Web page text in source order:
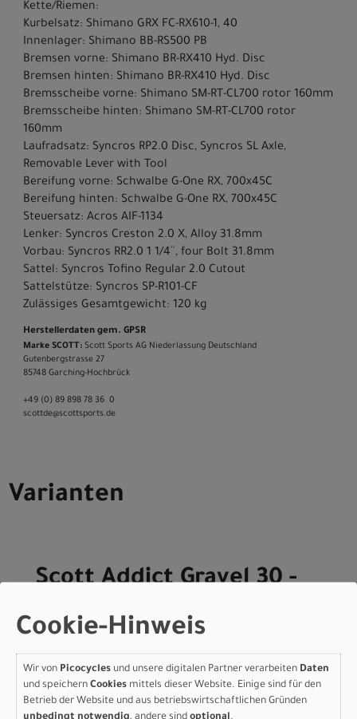
Kette/Riemen:
Kurbelsatz: Shimano GRX FC-RX610-1, 40
Innenlager: Shimano BB-RS500 PB
Bremsen vorne: Shimano BR-RX410 Hyd. Disc
Bremsen hinten: Shimano BR-RX410 Hyd. Disc
Bremsscheibe vorne: Shimano SM-RT-CL700 rotor 160mm
Bremsscheibe hinten: Shimano SM-RT-CL700 rotor
160mm
Laufradsatz: Syncros RP2.0 Disc, Syncros SL Axle,
Removable Lever with Tool
Bereifung vorne: Schwalbe G-One RX, 700x45C
Bereifung hinten: Schwalbe G-One RX, 700x45C
Steuersatz: Acros AIF-1134
Lenker: Syncros Creston 2.0 X, Alloy 31.8mm
Vorbau: Syncros RR2.0 1 1/4´´, four Bolt 31.8mm
Sattel: Syncros Tofino Regular 2.0 Cutout
Sattelstütze: Syncros SP-R101-CF
Zulässiges Gesamtgewicht: 120 kg
Herstellerdaten gem. GPSR
Marke SCOTT: Scott Sports AG Niederlassung Deutschland
Gutenbergstrasse 27
85748 Garching-­Hochbrück
+49 (0) 89 898 78 36 ­ 0
scott­de@scott­sports.de
Varianten
Scott Addict Gravel 30 -
Modelljahr 2026
Art.Nr. 4253663649006
Größe: S
Farbe: carbon grey
Cookie-Hinweis
Wir von Picocycles und unsere digitalen Partner verarbeiten Daten
und speichern Cookies mittels dieser Website. Einige sind für den
Betrieb der Website und aus betriebswirtschaftlichen Gründen